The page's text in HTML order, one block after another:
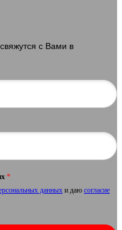
с Вами в
*
данных и даю согласие